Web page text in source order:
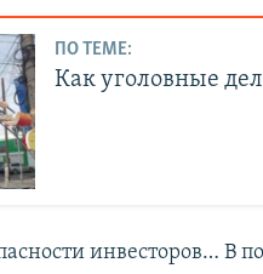
ПО ТЕМЕ:
Как уголовные
инвесторов… В